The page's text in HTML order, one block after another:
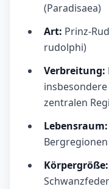
(Paradisaea)
Art: Prinz-
rudolphi)
Verbreitung:
zentralen
Lebensraum:
Bergregionen
Körpergröße: